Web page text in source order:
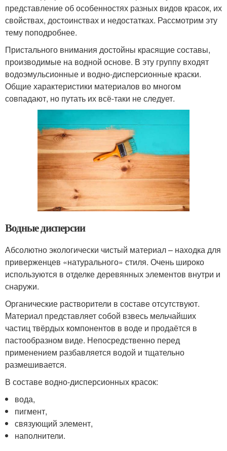
представление об особенностях разных видов красок, их
свойствах, достоинствах и недостатках. Рассмотрим эту
тему поподробнее.
Пристального внимания достойны красящие составы,
производимые на водной основе. В эту группу входят
водоэмульсионные и водно-дисперсионные краски.
Общие характеристики материалов во многом
совпадают, но путать их всё-таки не следует.
Водные дисперсии
Абсолютно экологически чистый материал – находка для
приверженцев «натурального» стиля. Очень широко
используются в отделке деревянных элементов внутри и
снаружи.
Органические растворители в составе отсутствуют.
Материал представляет собой взвесь мельчайших
частиц твёрдых компонентов в воде и продаётся в
пастообразном виде. Непосредственно перед
применением разбавляется водой и тщательно
размешивается.
В составе водно-дисперсионных красок:
вода,
пигмент,
связующий элемент,
наполнители.